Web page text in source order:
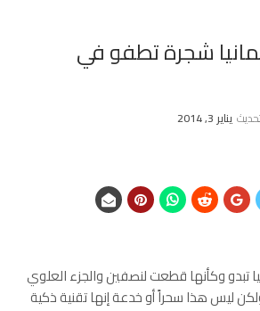
شجرة تطفو في
يناير 3, 2014
تبدو وكأنها قطعت لنصفين والجزء العلوي
ليس هذا سحراً أو خدعة إنها تقنية ذكية